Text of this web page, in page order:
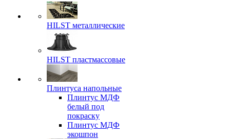
HILST металлические
HILST пластмассовые
Плинтуса напольные
Плинтус МДФ
белый под
покраску
Плинтус МДФ
экошпон